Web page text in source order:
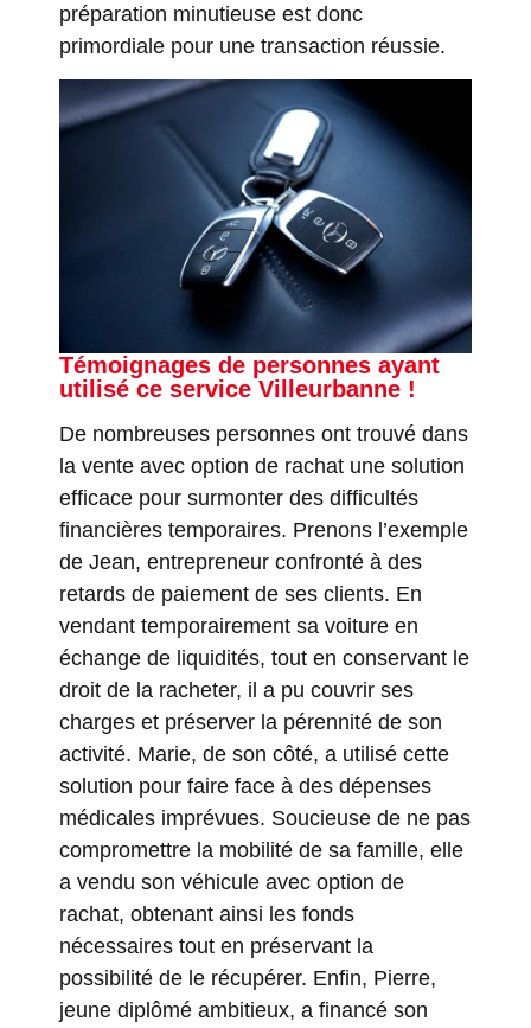
préparation minutieuse est donc
primordiale pour une transaction réussie.
Témoignages de personnes ayant
utilisé ce service Villeurbanne !
De nombreuses personnes ont trouvé dans
la vente avec option de rachat une solution
efficace pour surmonter des difficultés
financières temporaires. Prenons l’exemple
de Jean, entrepreneur confronté à des
retards de paiement de ses clients. En
vendant temporairement sa voiture en
échange de liquidités, tout en conservant le
droit de la racheter, il a pu couvrir ses
charges et préserver la pérennité de son
activité. Marie, de son côté, a utilisé cette
solution pour faire face à des dépenses
médicales imprévues. Soucieuse de ne pas
compromettre la mobilité de sa famille, elle
a vendu son véhicule avec option de
rachat, obtenant ainsi les fonds
nécessaires tout en préservant la
possibilité de le récupérer. Enfin, Pierre,
jeune diplômé ambitieux, a financé son